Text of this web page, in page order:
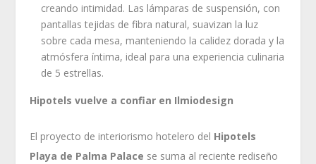
creando intimidad. Las lámparas de suspensión, con
pantallas tejidas de fibra natural, suavizan la luz
sobre cada mesa, manteniendo la calidez dorada y la
atmósfera íntima, ideal para una experiencia culinaria
de 5 estrellas.
Hipotels vuelve a confiar en Ilmiodesign
El proyecto de interiorismo hotelero del Hipotels
Playa de Palma Palace se suma al reciente rediseño